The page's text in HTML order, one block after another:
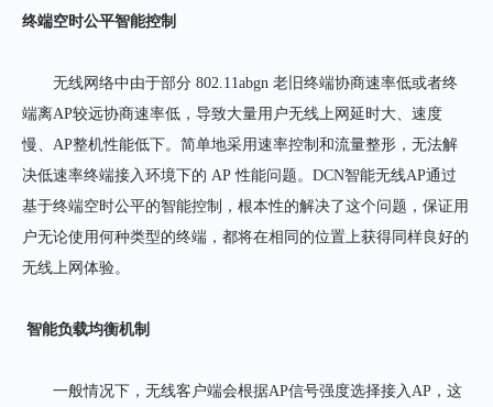
终端空时公平智能控制
无线网络中由于部分 802.11abgn 老旧终端协商速率低或者终
端离AP较远协商速率低，导致大量用户无线上网延时大、速度
慢、AP整机性能低下。简单地采用速率控制和流量整形，无法解
决低速率终端接入环境下的 AP 性能问题。DCN智能无线AP通过
基于终端空时公平的智能控制，根本性的解决了这个问题，保证用
户无论使用何种类型的终端，都将在相同的位置上获得同样良好的
无线上网体验。
智能负载均衡机制
一般情况下，无线客户端会根据AP信号强度选择接入AP，这